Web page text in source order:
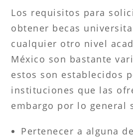
Los requisitos para
obtener becas
cualquier otro nivel
México son bastante
estos son establecidos
instituciones que las
embargo por lo general
Pertenecer a alguna